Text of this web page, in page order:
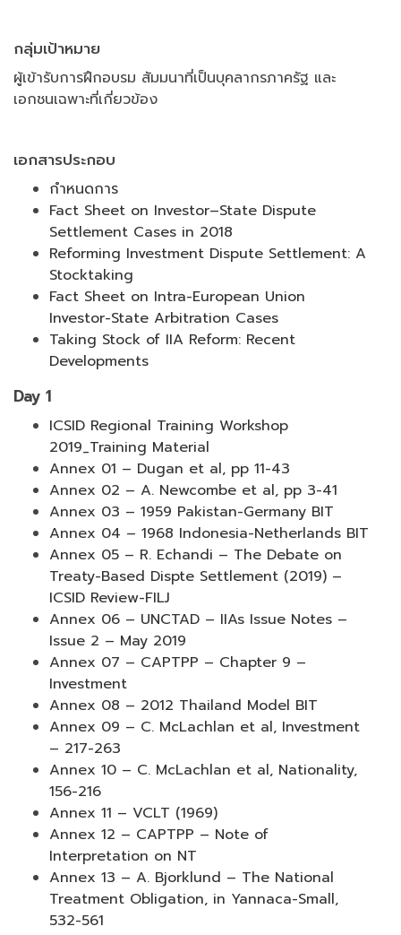
กลุ่มเป้าหมาย
ผู้เข้ารับการฝึกอบรม สัมมนาที่เป็นบุคลากรภาครัฐ และ
เอกชนเฉพาะที่เกี่ยวข้อง
เอกสารประกอบ
กำหนดการ
Fact Sheet on Investor–State Dispute
Settlement Cases in 2018
Reforming Investment Dispute Settlement: A
Stocktaking
Fact Sheet on Intra-European Union
Investor-State Arbitration Cases
Taking Stock of IIA Reform: Recent
Developments
Day 1
ICSID Regional Training Workshop
2019_Training Material
Annex 01 – Dugan et al, pp 11-43
Annex 02 – A. Newcombe et al, pp 3-41
Annex 03 – 1959 Pakistan-Germany BIT
Annex 04 – 1968 Indonesia-Netherlands BIT
Annex 05 – R. Echandi – The Debate on
Treaty-Based Dispte Settlement (2019) –
ICSID Review-FILJ
Annex 06 – UNCTAD – IIAs Issue Notes –
Issue 2 – May 2019
Annex 07 – CAPTPP – Chapter 9 –
Investment
Annex 08 – 2012 Thailand Model BIT
Annex 09 – C. McLachlan et al, Investment
– 217-263
Annex 10 – C. McLachlan et al, Nationality,
156-216
Annex 11 – VCLT (1969)
Annex 12 – CAPTPP – Note of
Interpretation on NT
Annex 13 – A. Bjorklund – The National
Treatment Obligation, in Yannaca-Small,
532-561